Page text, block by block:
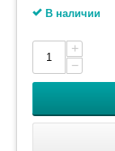
В наличии
+
−